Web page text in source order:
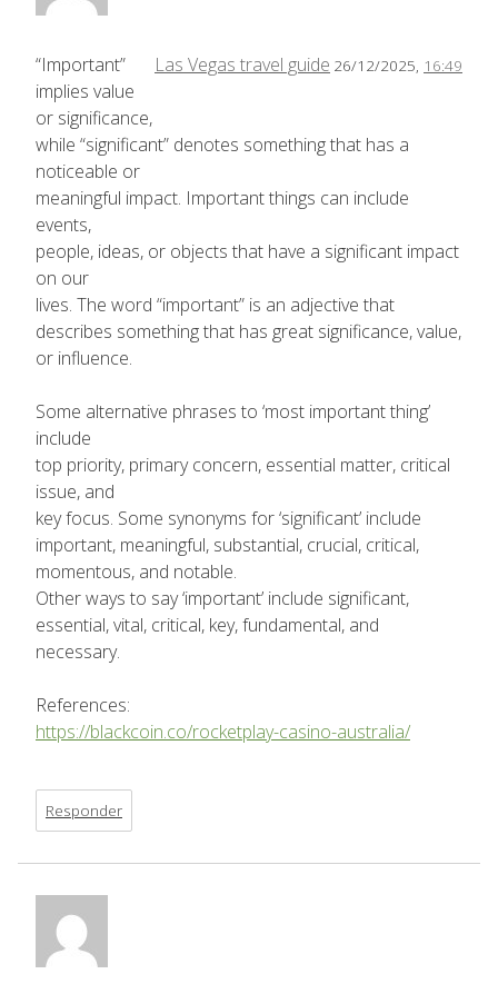
Las Vegas travel guide 26/12/2025, 16:49
“Important”
implies value
or significance,
while “significant” denotes something that has a
noticeable or
meaningful impact. Important things can include
events,
people, ideas, or objects that have a significant impact
on our
lives. The word “important” is an adjective that
describes something that has great significance, value,
or influence.
Some alternative phrases to ‘most important thing’
include
top priority, primary concern, essential matter, critical
issue, and
key focus. Some synonyms for ‘significant’ include
important, meaningful, substantial, crucial, critical,
momentous, and notable.
Other ways to say ‘important’ include significant,
essential, vital, critical, key, fundamental, and
necessary.
References:
https://blackcoin.co/rocketplay-casino-australia/
Responder